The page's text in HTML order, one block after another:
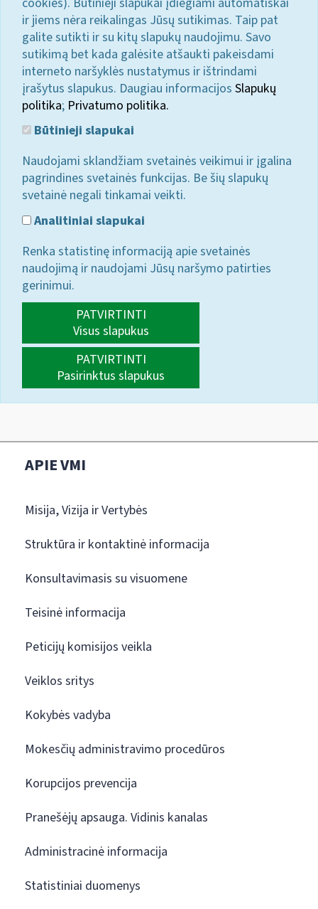
ir jiems nėra reikalingas Jūsų sutikimas. Taip pat
galite sutikti ir su kitų slapukų naudojimu. Savo
sutikimą bet kada galėsite atšaukti pakeisdami
interneto naršyklės nustatymus ir ištrindami
įrašytus slapukus. Daugiau informacijos Slapukų
politika; Privatumo politika.
Būtinieji slapukai
Naudojami sklandžiam svetainės veikimui ir įgalina
pagrindines svetainės funkcijas. Be šių slapukų
svetainė negali tinkamai veikti.
Analitiniai slapukai
Renka statistinę informaciją apie svetainės
naudojimą ir naudojami Jūsų naršymo patirties
gerinimui.
PATVIRTINTI
Visus slapukus
PATVIRTINTI
Pasirinktus slapukus
APIE VMI
Misija, Vizija ir Vertybės
Struktūra ir kontaktinė informacija
Konsultavimasis su visuomene
Teisinė informacija
Peticijų komisijos veikla
Veiklos sritys
Kokybės vadyba
Mokesčių administravimo procedūros
Korupcijos prevencija
Pranešėjų apsauga. Vidinis kanalas
Administracinė informacija
Statistiniai duomenys